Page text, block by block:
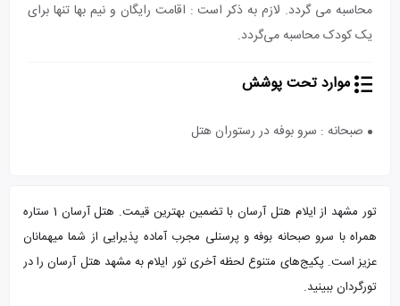
محاسبه می گردد. لازم به ذکر است : اقامت رایگان و نیم بها تنها برای
یک کودک محاسبه می‌گردد.
موارد تحت پوشش
صبحانه : سرو بوفه در رستوران هتل
تور مشهد از ایلام هتل آرسان با تضمین بهترین قیمت. هتل آرسان 1 ستاره
همراه با سرو صبحانه بوفه و پرسنلی مجرب آماده پذیرایی از شما میهمانان
عزیز است. پکیج‌های متنوع لحظه آخری تور ایلام به مشهد هتل آرسان را در
تورگردان ببینید.